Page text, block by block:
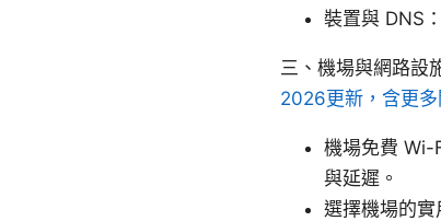
裝置與 DNS
三、機場與網路設
2026更新，含更
機場免費 Wi-
與延遲。
選擇機場的實